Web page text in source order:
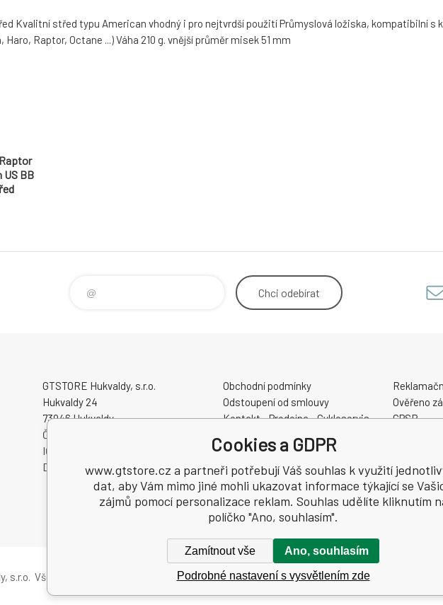
Kvalitní střed typu American vhodný i pro nejtvrdší použití Průmyslová ložiska, kompatibilní s
Raptor, Octane ...) Váha 210 g. vnější průměr misek 51 mm
US BB
Chci odebírat
GTSTORE Hukvaldy, s.r.o.
Hukvaldy 24
73946 Hukvaldy
Česká republika
IČO: 22259848
DIČ: CZ22259848
Obchodní podmínky
Odstoupení od smlouvy
Kontakt - Prodejna - Cykloservis
Slevové a dárkové poukazy
Elektrokola AKUMO.cz
Ověřeno
GPSR
s.r.o. Všechna práva vyhrazena.
Cookies a GDPR
www.gtstore.cz a partneři potřebují Váš souhlas k využití
dat, aby Vám mimo jiné mohli ukazovat informace týkající se
zájmů pomocí personalizace reklam. Souhlas udělíte kliknutím
políčko "Ano, souhlasím".
Zamítnout vše Ano, souhlasím
Podrobné nastavení s vysvětlením zde